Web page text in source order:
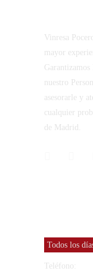
Vinresa
mayor
Garantizamos
nuestro
asesorarle y
cualquier
de Madrid.
Todos los
Teléfono: